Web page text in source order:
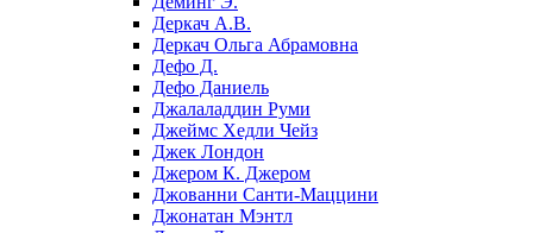
Деркач А.В.
Деркач Ольга Абрамовна
Дефо Д.
Дефо Даниель
Джалаладдин Руми
Джеймс Хедли Чейз
Джек Лондон
Джером К. Джером
Джованни Санти-Маццини
Джонатан Мэнтл